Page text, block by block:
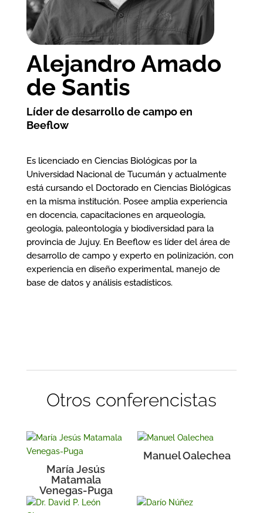
Alejandro Amado
de Santis
Líder de desarrollo de campo en
Beeflow
Es licenciado en Ciencias Biológicas por la
Universidad Nacional de Tucumán y actualmente
está cursando el Doctorado en Ciencias Biológicas
en la misma institución. Posee amplia experiencia
en docencia, capacitaciones en arqueología,
geología, paleontología y biodiversidad para la
provincia de Jujuy. En Beeflow es líder del área de
desarrollo de campo y experto en polinización, con
experiencia en diseño experimental, manejo de
base de datos y análisis estadísticos.
Otros conferencistas
María Jesús
Matamala
Venegas-Puga
Manuel Oalechea